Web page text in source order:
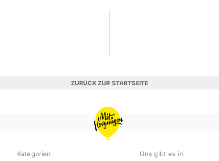
ZURÜCK ZUR STARTSEITE
MIT
VERGNÜGEN
MÜNCHEN
Kategorien Uns gibt es in